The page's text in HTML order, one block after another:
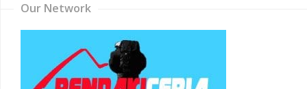
Our Network